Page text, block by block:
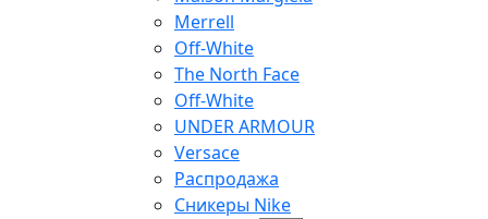
Merrell
Off-White
The North Face
Off-White
UNDER ARMOUR
Versace
Распродажа
Сникеры Nike